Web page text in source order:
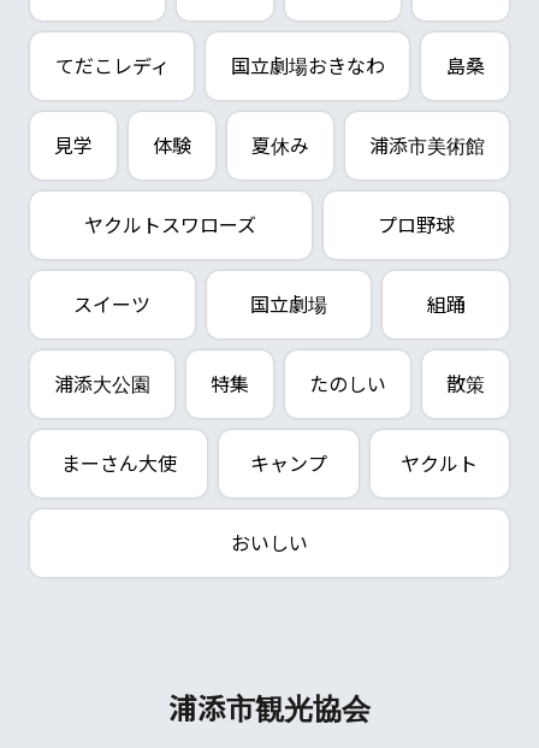
てだこレディ 国立劇場おきなわ 島桑
見学 体験 夏休み 浦添市美術館
ヤクルトスワローズ プロ野球
スイーツ 国立劇場 組踊
浦添大公園 特集 たのしい 散策
まーさん大使 キャンプ ヤクルト
おいしい
浦添市観光協会